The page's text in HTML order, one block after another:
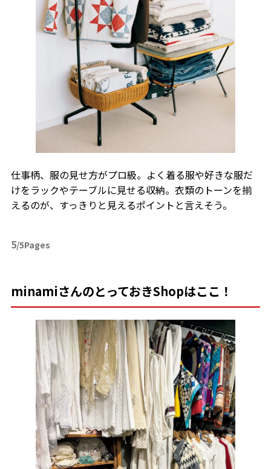
仕事柄、服の見せ方がプロ級。よく着る服や好きな服だ
けをラックやテーブルに見せる収納。衣類のトーンを揃
えるのが、すっきりと見えるポイントと言えそう。
5/5Pages
minamiさんのとっておきShopはここ！